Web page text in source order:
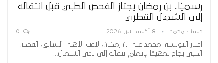
رسميًا.. بن رمضان يجتاز الفحص الطبي قبل انتقاله
إلى الشمال القطري
حسناء محمد 8 أغسطس 2026
اجتاز التونسي محمد علي بن رمضان، لاعب الأهلي السابق، الفحص
الطبي بنجاح تمهيدًا لإتمام انتقاله إلى نادي الشمال…